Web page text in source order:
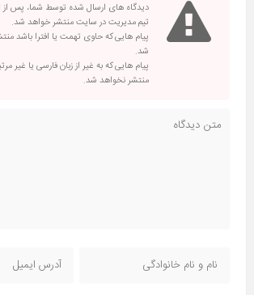
دیدگاه های ارسال شده توسط شما، پس از
تیم مدیریت در سایت منتشر خواهد شد.
پیام هایی که حاوی تهمت یا افترا باشد
شد.
پیام هایی که به غیر از زبان فارسی یا غیر
منتشر نخواهد شد.